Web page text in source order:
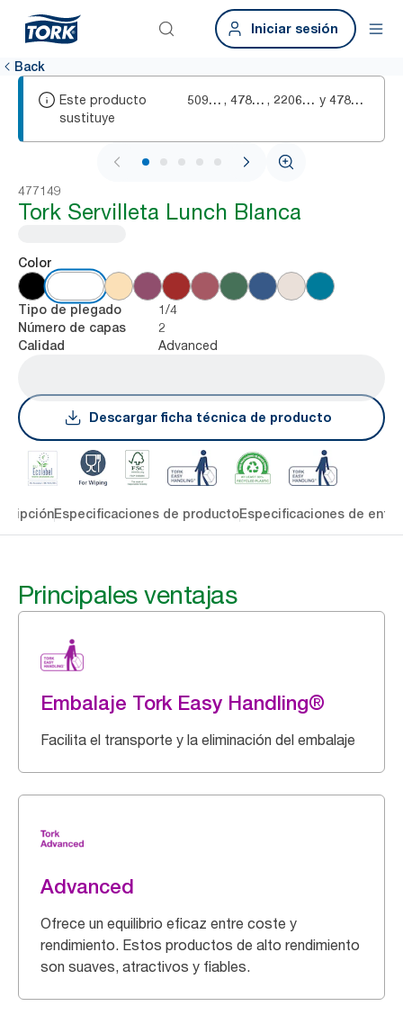
Iniciar sesión
Back
Este producto
sustituye
509210 , 478551 , 2206017 y 478591
1 / 5
477149
Tork Servilleta Lunch Blanca
Color
Tipo de plegado 1/4
Número de capas 2
Calidad Advanced
Descargar ficha técnica de producto
Especificaciones de productoEspecificaciones de
Principales ventajas
Embalaje Tork Easy Handling®
Facilita el transporte y la eliminación del embalaje
Advanced
Ofrece un equilibrio eficaz entre coste y
rendimiento. Estos productos de alto rendimiento
son suaves, atractivos y fiables.